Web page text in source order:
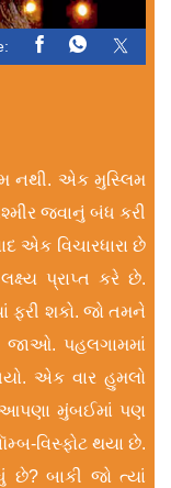
નથી. એક મુસ્લિમ
જવાનું બંધ કરી
એક વિચારધારા છે
પ્રાપ્ત કરે છે.
શકો. જો તમને
જાઓ. પહલગામમાં
એક વાર હુમલો
મુંબઈમાં પણ
વિસ્ફોટ થયા છે.
છે? બાકી જો ત્યાં